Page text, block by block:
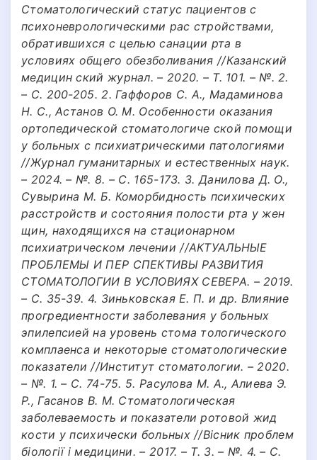
Стоматологический статус пациентов с
психоневрологическими рас стройствами,
обратившихся с целью санации рта в
условиях общего обезболивания //Казанский
медицин ский журнал. – 2020. – Т. 101. – №. 2.
– С. 200-205. 2. Гаффоров С. А., Мадаминова
Н. С., Астанов О. М. Особенности оказания
ортопедической стоматологиче ской помощи
у больных с психиатрическими патологиями
//Журнал гуманитарных и естественных наук.
– 2024. – №. 8. – С. 165-173. 3. Данилова Д. О.,
Сувырина М. Б. Коморбидность психических
расстройств и состояния полости рта у жен
щин, находящихся на стационарном
психиатрическом лечении //АКТУАЛЬНЫЕ
ПРОБЛЕМЫ И ПЕР СПЕКТИВЫ РАЗВИТИЯ
СТОМАТОЛОГИИ В УСЛОВИЯХ СЕВЕРА. – 2019.
– С. 35-39. 4. Зиньковская Е. П. и др. Влияние
прогредиентности заболевания у больных
эпилепсией на уровень стома тологического
комплаенса и некоторые стоматологические
показатели //Институт стоматологии. – 2020.
– №. 1. – С. 74-75. 5. Расулова М. А., Алиева Э.
Р., Гасанов В. М. Стоматологическая
заболеваемость и показатели ротовой жид
кости у психически больных //Вісник проблем
біології і медицини. – 2017. – Т. 3. – №. 4. – С.